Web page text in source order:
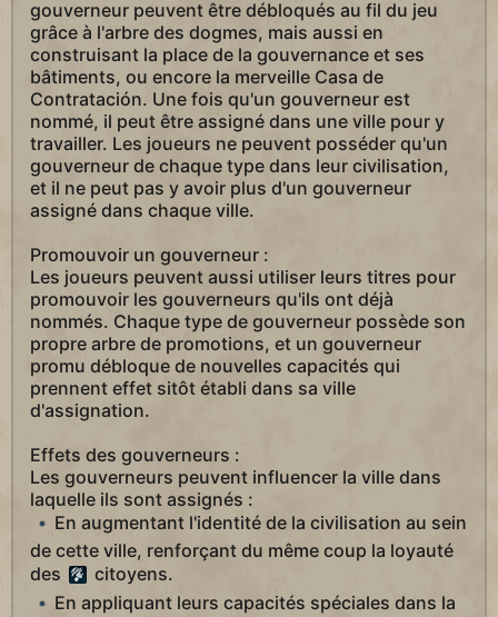
gouverneur peuvent être débloqués au fil du jeu
grâce à l'arbre des dogmes, mais aussi en
construisant la place de la gouvernance et ses
bâtiments, ou encore la merveille Casa de
Contratación. Une fois qu'un gouverneur est
nommé, il peut être assigné dans une ville pour y
travailler. Les joueurs ne peuvent posséder qu'un
gouverneur de chaque type dans leur civilisation,
et il ne peut pas y avoir plus d'un gouverneur
assigné dans chaque ville.
Promouvoir un gouverneur :
Les joueurs peuvent aussi utiliser leurs titres pour
promouvoir les gouverneurs qu'ils ont déjà
nommés. Chaque type de gouverneur possède son
propre arbre de promotions, et un gouverneur
promu débloque de nouvelles capacités qui
prennent effet sitôt établi dans sa ville
d'assignation.
Effets des gouverneurs :
Les gouverneurs peuvent influencer la ville dans
laquelle ils sont assignés :
En augmentant l'identité de la civilisation au sein
de cette ville, renforçant du même coup la loyauté
des
citoyens.
En appliquant leurs capacités spéciales dans la